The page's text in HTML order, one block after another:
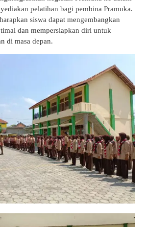
pelatihan bagi pembina Pramuka.
siswa dapat mengembangkan
dan mempersiapkan diri untuk
di masa depan.